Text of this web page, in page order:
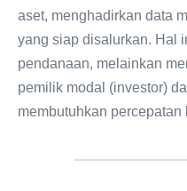
aset, menghadirkan data
yang siap disalurkan. Hal
pendanaan, melainkan
pemilik modal (investor)
membutuhkan